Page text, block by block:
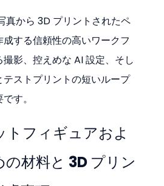
真から 3D プリントされたペ
する信頼性の高いワークフ
影、控えめな AI 設定、そし
ストプリントの短いループ
す。
トフィギュアおよ
材料と 3D プリン